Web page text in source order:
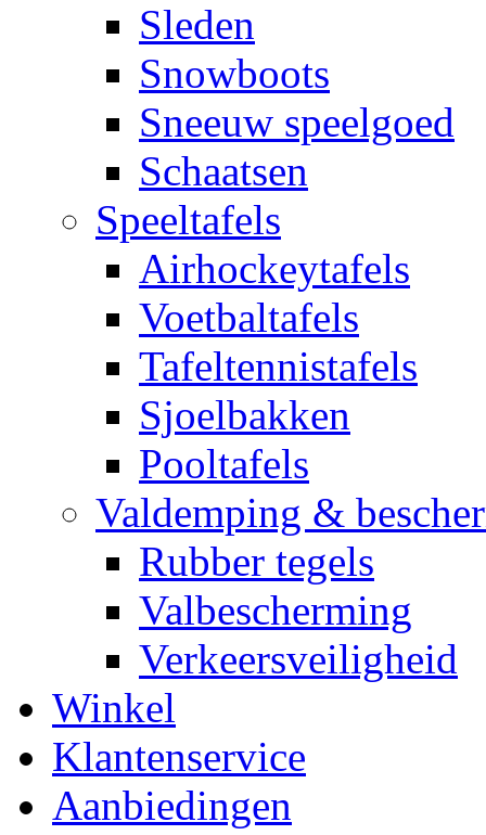
Sleden
Snowboots
Sneeuw speelgoed
Schaatsen
Speeltafels
Airhockeytafels
Voetbaltafels
Tafeltennistafels
Sjoelbakken
Pooltafels
Valdemping &
Rubber tegels
Valbescherming
Verkeersveiligheid
Winkel
Klantenservice
Aanbiedingen